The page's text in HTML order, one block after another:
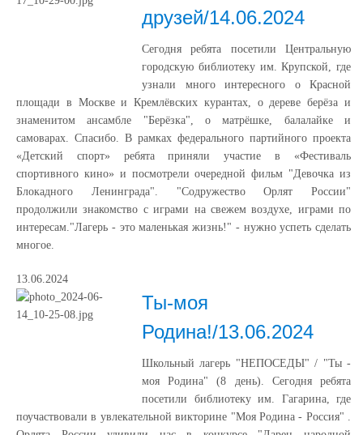
друзей/14.06.2024
Сегодня ребята посетили Центральную
городскую библиотеку им. Крупской, где
узнали много интересного о Красной
площади в Москве и Кремлёвских курантах, о дереве берёза и
знаменитом ансамбле "Берёзка", о матрёшке, балалайке и
самоварах. Спасибо. В рамках федерального партийного проекта
«Детский спорт» ребята приняли участие в «Фестиваль
спортивного кино» и посмотрели очередной фильм "Девочка из
Блокадного Ленинграда". "Содружество Орлят России"
продолжили знакомство с играми на свежем воздухе, играми по
интересам."Лагерь - это маленькая жизнь!" - нужно успеть сделать
многое.
13.06.2024
Ты-моя
Родина!/13.06.2024
Школьный лагерь "НЕПОСЕДЫ" / "Ты -
моя Родина" (8 день). Сегодня ребята
посетили библиотеку им. Гагарина, где
поучаствовали в увлекательной викторине "Моя Родина - Россия" .